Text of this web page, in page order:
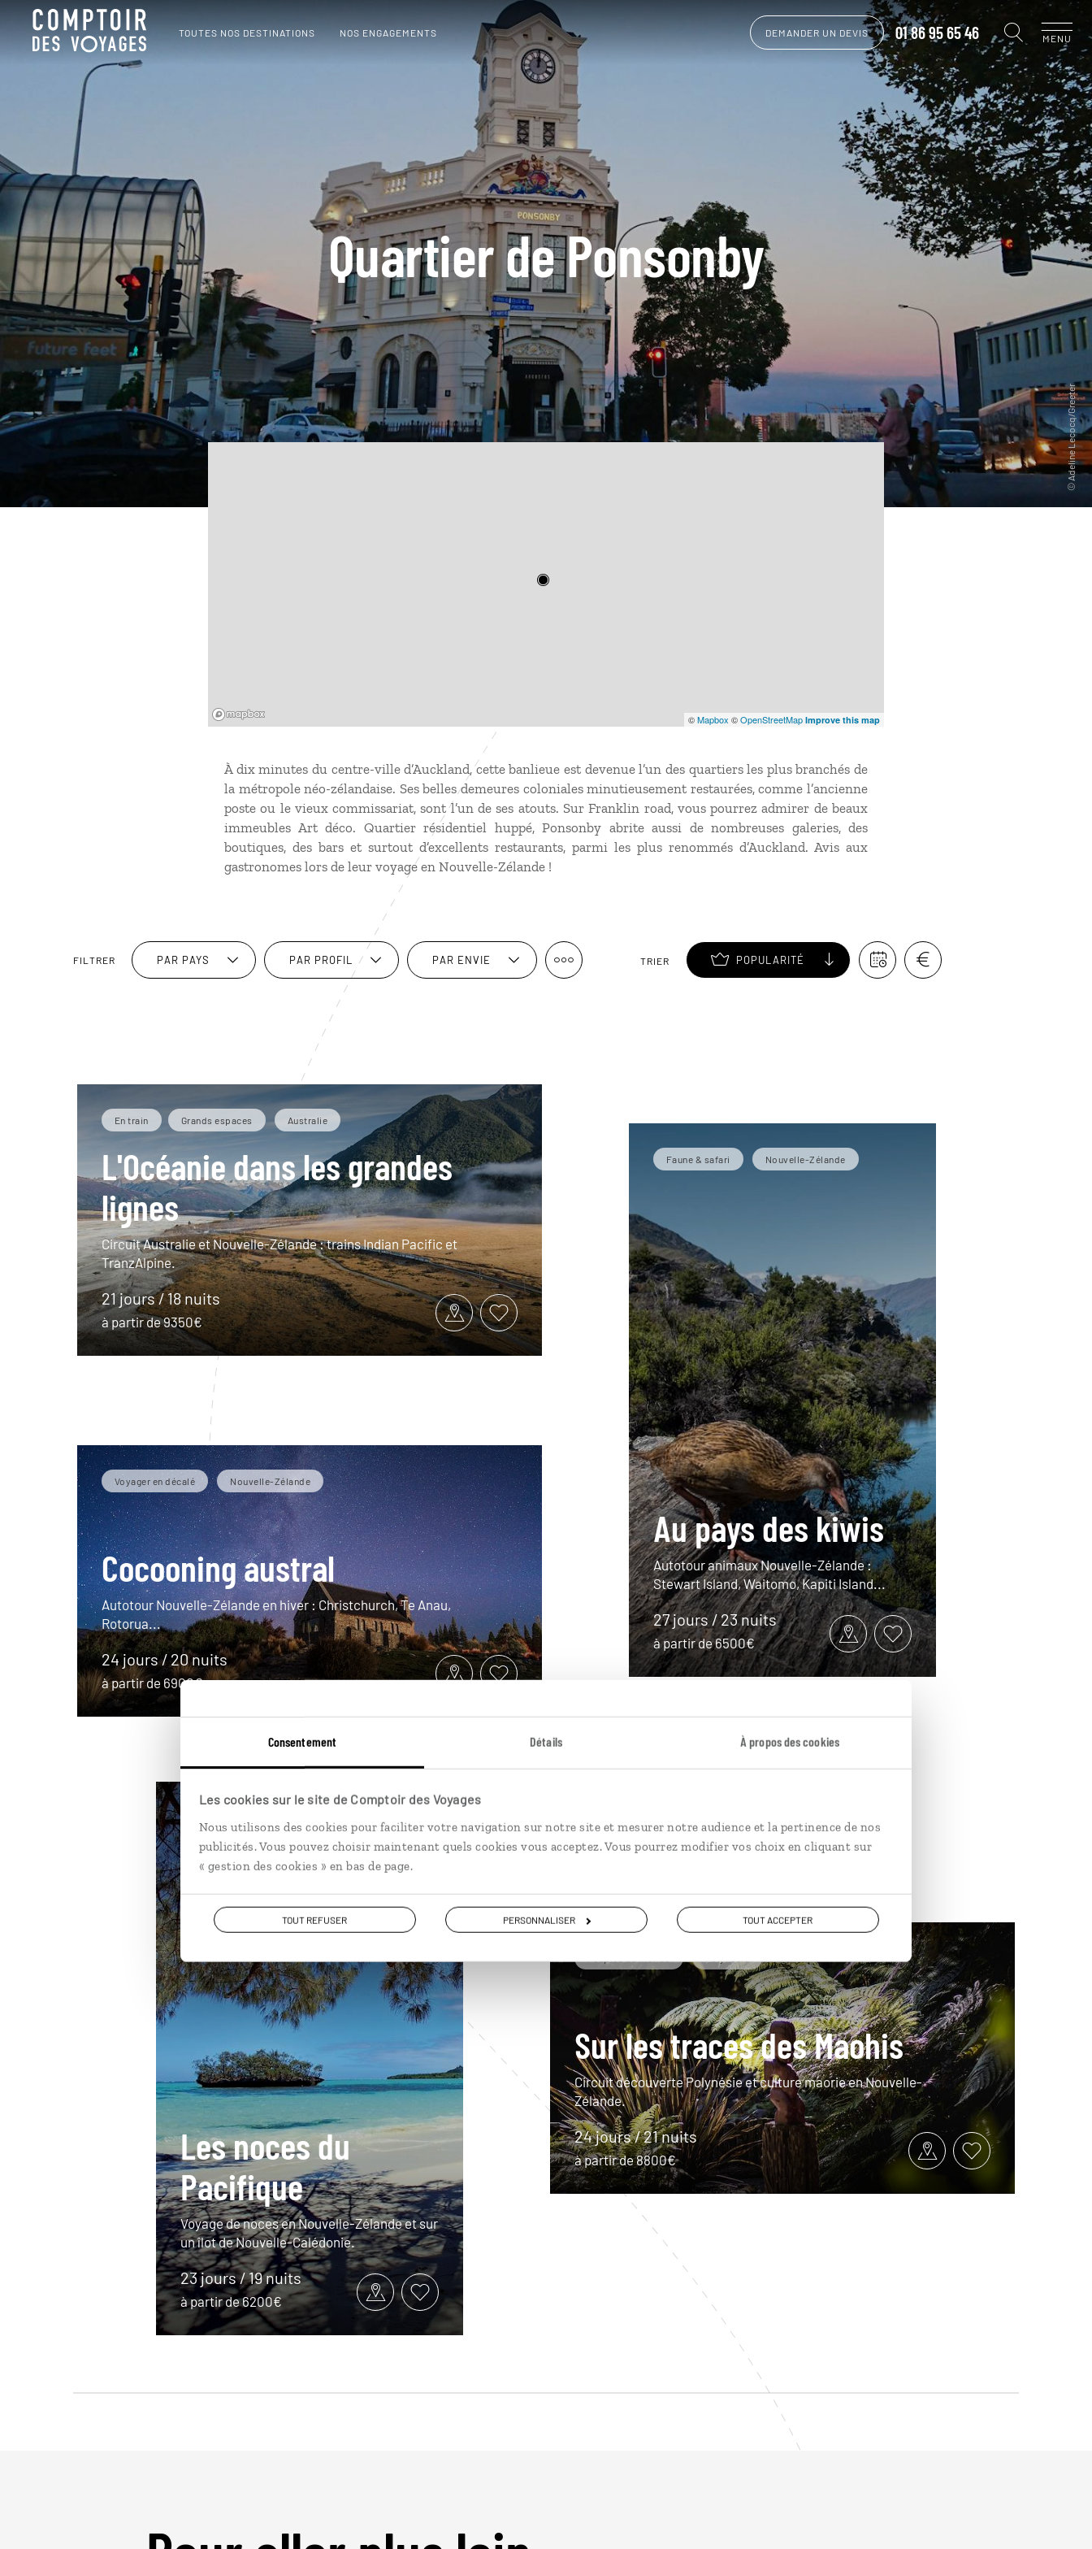
Consentement Détails À propos des cookies
Les cookies sur le site de Comptoir des Voyages
Nous utilisons des cookies pour faciliter votre navigation sur notre site et mesurer notre audience et la pertinence de nos
publicités. Vous pouvez choisir maintenant quels cookies vous acceptez. Vous pourrez modifier vos choix en cliquant sur
« gestion des cookies » en bas de page.
TOUT REFUSER PERSONNALISER TOUT ACCEPTER
TOUTES NOS DESTINATIONS NOS ENGAGEMENTS DEMANDER UN DEVIS 01 86 95 65 46 MENU
Quartier de Ponsonby
©Mapbox ©OpenStreetMap Improve this map
À dix minutes du centre-ville d’Auckland, cette banlieue est devenue l’un des quartiers les plus branchés de
la métropole néo-zélandaise. Ses belles demeures coloniales minutieusement restaurées, comme l’ancienne
poste ou le vieux commissariat, sont l’un de ses atouts. Sur Franklin road, vous pourrez admirer de beaux
immeubles Art déco. Quartier résidentiel huppé, Ponsonby abrite aussi de nombreuses galeries, des
boutiques, des bars et surtout d’excellents restaurants, parmi les plus renommés d’Auckland. Avis aux
gastronomes lors de leur voyage en Nouvelle-Zélande !
FILTRER PAR PAYS PAR PROFIL PAR ENVIE TRIER POPULARITÉ
En train Grands espaces Australie
L'Océanie dans les grandes
lignes
Circuit Australie et Nouvelle-Zélande : trains Indian Pacific et
TranzAlpine.
21 jours / 18 nuits
à partir de 9350€
Voyager en décalé Nouvelle-Zélande
Cocooning austral
Autotour Nouvelle-Zélande en hiver : Christchurch, Te Anau,
Rotorua...
24 jours / 20 nuits
à partir de 6900€
Faune & safari Nouvelle-Zélande
Au pays des kiwis
Autotour animaux Nouvelle-Zélande :
Stewart Island, Waitomo, Kapiti Island...
27 jours / 23 nuits
à partir de 6500€
Les noces du
Pacifique
Voyage de noces en Nouvelle-Zélande et sur
un îlot de Nouvelle-Calédonie.
23 jours / 19 nuits
à partir de 6200€
Sur les traces des Maohis
Circuit découverte Polynésie et culture maorie en Nouvelle-
Zélande.
24 jours / 21 nuits
à partir de 8800€